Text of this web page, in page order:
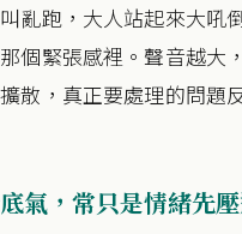
亂跑，大人站起來大吼
個緊張感裡。聲音越大
散，真正要處理的問題
氣，常只是情緒先